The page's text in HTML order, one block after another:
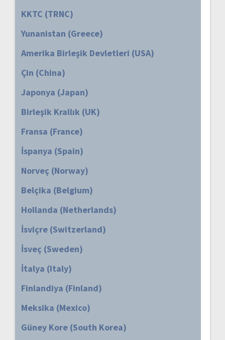
KKTC (TRNC)
Yunanistan (Greece)
Amerika Birleşik Devletleri (USA)
Çin (China)
Japonya (Japan)
Birleşik Krallık (UK)
Fransa (France)
İspanya (Spain)
Norveç (Norway)
Belçika (Belgium)
Hollanda (Netherlands)
İsviçre (Switzerland)
İsveç (Sweden)
İtalya (Italy)
Finlandiya (Finland)
Meksika (Mexico)
Güney Kore (South Korea)